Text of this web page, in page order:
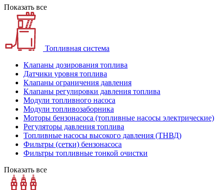
Показать все
Топливная система
Клапаны дозирования топлива
Датчики уровня топлива
Клапаны ограничения давления
Клапаны регулировки давления топлива
Модули топливного насоса
Модули топливозаборника
Моторы бензонасоса (топливные насосы электрические)
Регуляторы давления топлива
Топливные насосы высокого давления (ТНВД)
Фильтры (сетки) бензонасоса
Фильтры топливные тонкой очистки
Показать все